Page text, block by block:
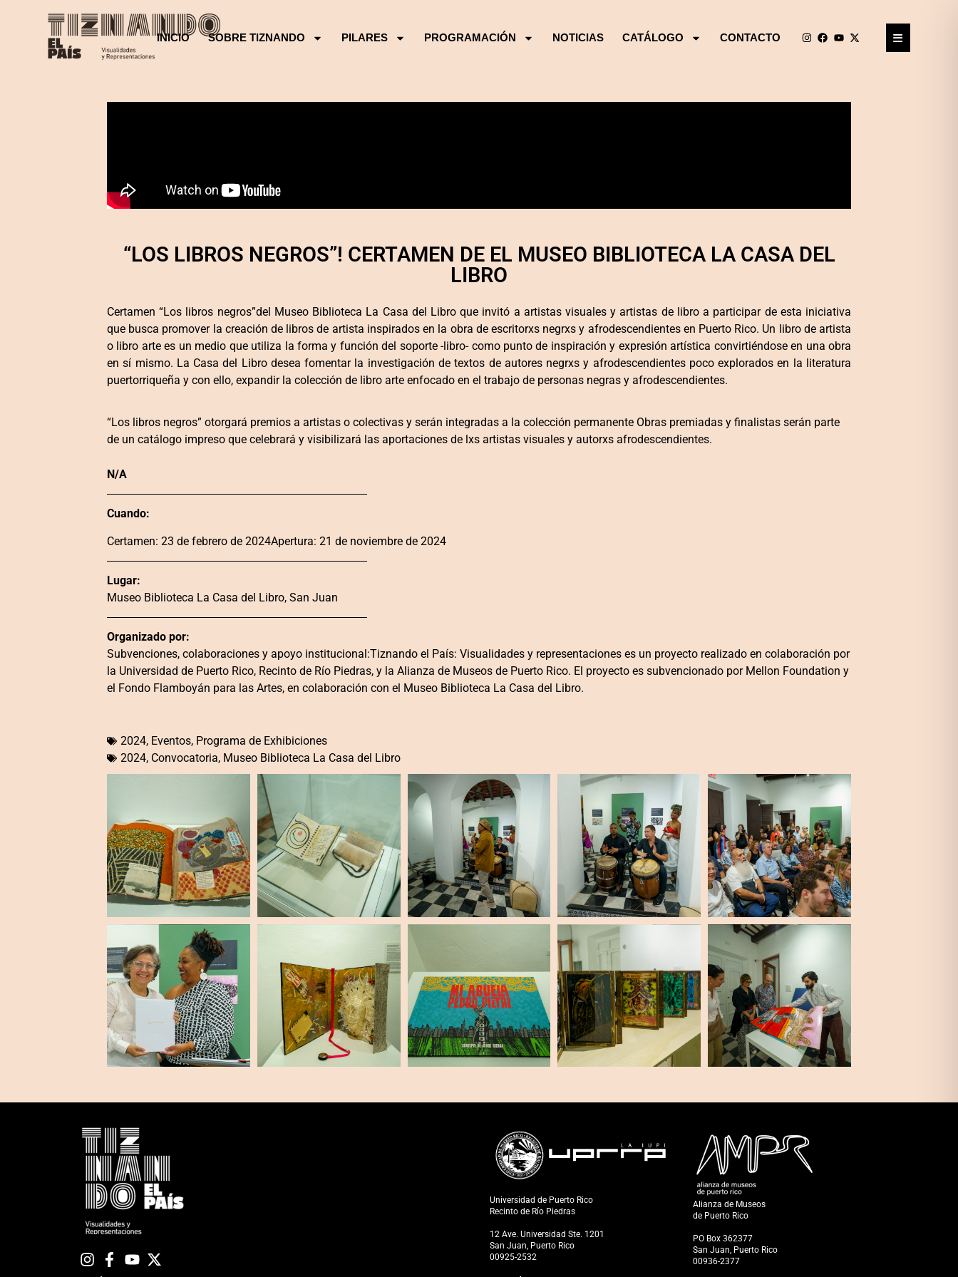
INICIO SOBRE TIZNANDO PILARES PROGRAMACIÓN NOTICIAS CATÁLOGO CONTACTO
“LOS LIBROS NEGROS”! CERTAMEN DE EL MUSEO BIBLIOTECA LA CASA DEL
LIBRO
Certamen “Los libros negros”del Museo Biblioteca La Casa del Libro que invitó a artistas visuales y artistas de libro a participar de esta iniciativa
que busca promover la creación de libros de artista inspirados en la obra de escritorxs negrxs y afrodescendientes en Puerto Rico. Un libro de artista
o libro arte es un medio que utiliza la forma y función del soporte -libro- como punto de inspiración y expresión artística convirtiéndose en una obra
en sí mismo. La Casa del Libro desea fomentar la investigación de textos de autores negrxs y afrodescendientes poco explorados en la literatura
puertorriqueña y con ello, expandir la colección de libro arte enfocado en el trabajo de personas negras y afrodescendientes.
“Los libros negros” otorgará premios a artistas o colectivas y serán integradas a la colección permanente Obras premiadas y finalistas serán parte
de un catálogo impreso que celebrará y visibilizará las aportaciones de lxs artistas visuales y autorxs afrodescendientes.
N/A
Cuando:
Certamen: 23 de febrero de 2024Apertura: 21 de noviembre de 2024
Lugar:
Museo Biblioteca La Casa del Libro, San Juan
Organizado por:
Subvenciones, colaboraciones y apoyo institucional:Tiznando el País: Visualidades y representaciones es un proyecto realizado en colaboración por
la Universidad de Puerto Rico, Recinto de Río Piedras, y la Alianza de Museos de Puerto Rico. El proyecto es subvencionado por Mellon Foundation y
el Fondo Flamboyán para las Artes, en colaboración con el Museo Biblioteca La Casa del Libro.
2024, Eventos, Programa de Exhibiciones
2024, Convocatoria, Museo Biblioteca La Casa del Libro
Universidad de Puerto Rico
Recinto de Río Piedras
12 Ave. Universidad Ste. 1201
San Juan, Puerto Rico
00925-2532
Alianza de Museos
de Puerto Rico
PO Box 362377
San Juan, Puerto Rico
00936-2377